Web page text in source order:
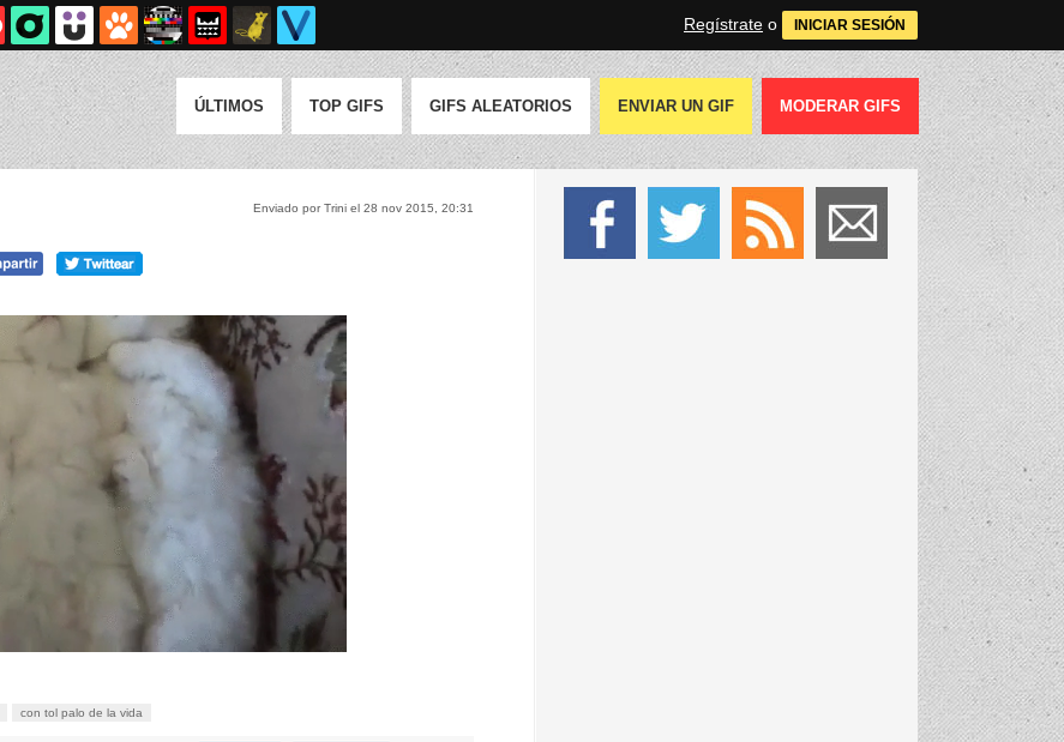
Regístrate o INICIAR SESIÓN
ÚLTIMOS TOP GIFS GIFS ALEATORIOS ENVIAR UN GIF MODERAR GIFS
Enviado por Trini el 28 nov 2015, 20:31
con tol palo de la vida